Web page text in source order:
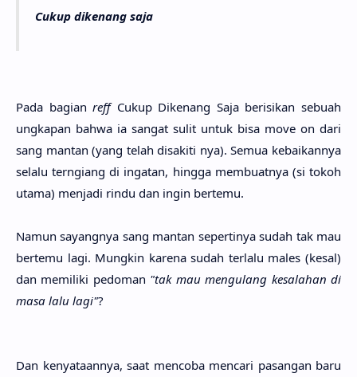
Cukup dikenang saja
Pada bagi­anreffCukup Dike­nang Saja berisi­kan sebu­ah
ungka­pan bahwa ia sangat sulit untuk bisa move on dari
sang man­tan (yang telah disaki­ti nya). Semua kebaikan­nya
sela­lu terngi­ang di inga­tan, hing­ga membuat­nya (si tokoh
utama) menja­di rindu dan ingin berte­mu.
Namun sayang­nya sang man­tan seperti­nya sudah tak mau
berte­mu lagi. Mung­kin kare­na sudah terla­lu males (kesal)
dan memili­ki pedo­man "tak mau mengu­lang kesala­han di
masa lalu lagi"?
Dan kenyataan­nya, saat menco­ba menca­ri pasa­ngan baru